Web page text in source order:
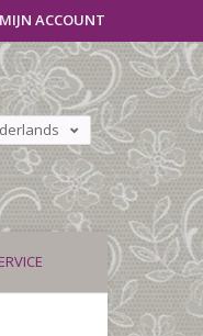
MIJN ACCOUNT